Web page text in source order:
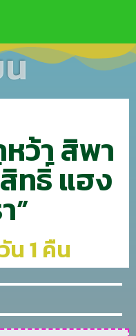
ว้า สิพา
ทธิ์ แฮง
”
น 1 คืน